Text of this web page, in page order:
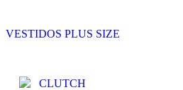
VESTIDOS PLUS SIZE
CLUTCH